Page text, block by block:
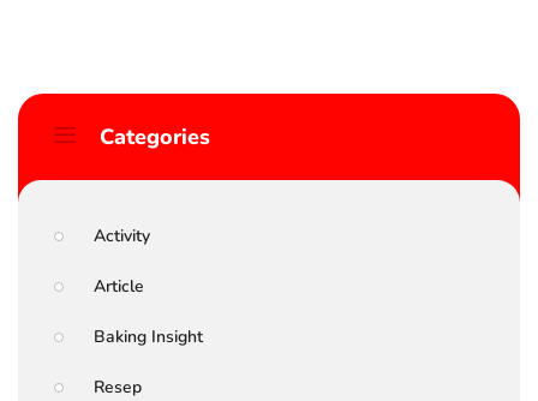
Categories
Activity
Article
Baking Insight
Resep